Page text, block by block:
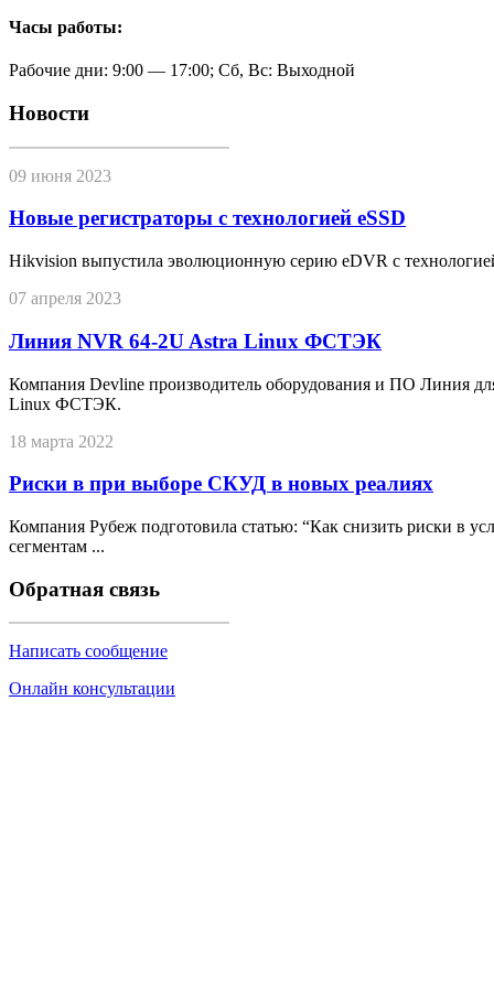
Часы работы:
Рабочие дни: 9:00 — 17:00; Сб, Вс: Выходной
Новости
09 июня 2023
Новые регистраторы с технологией eSSD
Hikvision выпустила эволюционную серию eDVR с
07 апреля 2023
Линия NVR 64-2U Astra Linux ФСТЭК
Компания Devline производитель оборудования и ПО Линия
Linux ФСТЭК.
18 марта 2022
Риски в при выборе СКУД в новых реалиях
Компания Рубеж подготовила статью: “Как снизить риски в
сегментам ...
Обратная связь
Написать сообщение
Онлайн консультации